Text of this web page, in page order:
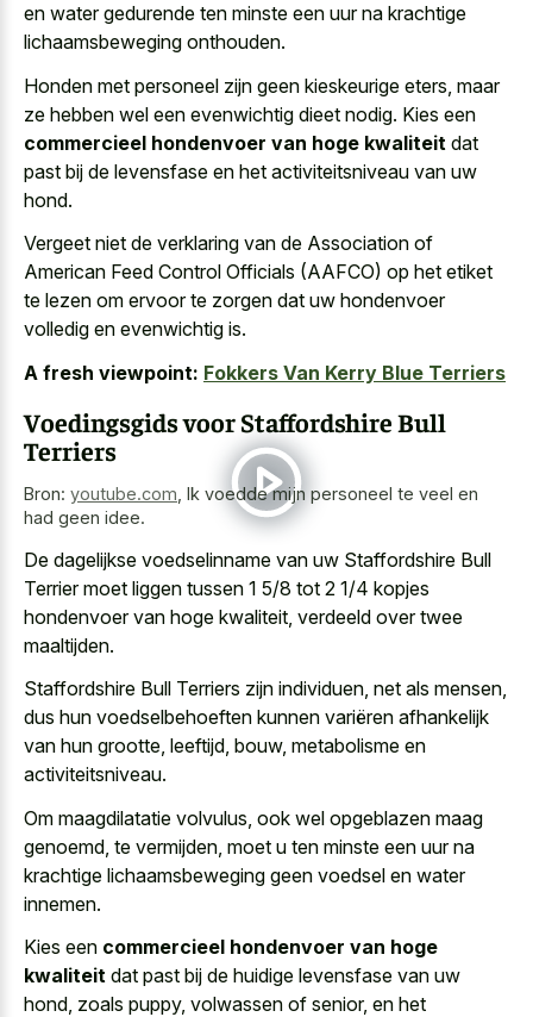
en water gedurende ten minste een uur na krachtige
lichaamsbeweging onthouden.
Honden met personeel zijn geen kieskeurige eters, maar
ze hebben wel een evenwichtig dieet nodig. Kies een
commercieel hondenvoer van hoge kwaliteit dat
past bij de levensfase en het activiteitsniveau van uw
hond.
Vergeet niet de verklaring van de Association of
American Feed Control Officials (AAFCO) op het etiket
te lezen om ervoor te zorgen dat uw hondenvoer
volledig en evenwichtig is.
A fresh viewpoint: Fokkers Van Kerry Blue Terriers
Voedingsgids voor Staffordshire Bull
Terriers
Bron: youtube.com Ik voedde mijn personeel te veel en
had geen idee.
De dagelijkse voedselinname van uw Staffordshire Bull
Terrier moet liggen tussen 1 5/8 tot 2 1/4 kopjes
hondenvoer van hoge kwaliteit, verdeeld over twee
maaltijden.
Staffordshire Bull Terriers zijn individuen, net als mensen,
dus hun voedselbehoeften kunnen variëren afhankelijk
van hun grootte, leeftijd, bouw, metabolisme en
activiteitsniveau.
Om maagdilatatie volvulus, ook wel opgeblazen maag
genoemd, te vermijden, moet u ten minste een uur na
krachtige lichaamsbeweging geen voedsel en water
innemen.
Kies een commercieel hondenvoer van hoge
kwaliteit dat past bij de huidige levensfase van uw
hond, zoals puppy, volwassen of senior, en het